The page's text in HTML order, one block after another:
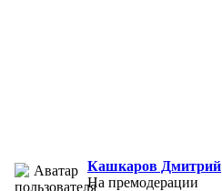
Кашкаров Дмитрий
На премодерации